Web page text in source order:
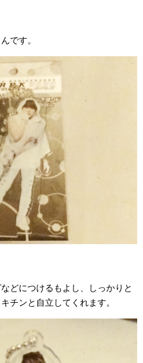
です。
どにつけるもよし、しっかりと
チンと自立してくれます。